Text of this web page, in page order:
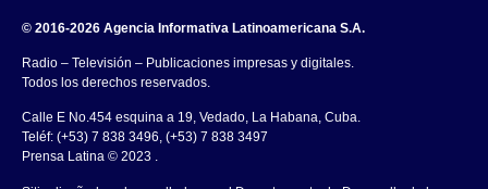
© 2016-2026 Agencia Informativa Latinoamericana S.A.
Radio – Televisión – Publicaciones impresas y digitales.
Todos los derechos reservados.
Calle E No.454 esquina a 19, Vedado, La Habana, Cuba.
Teléf: (+53) 7 838 3496, (+53) 7 838 3497
Prensa Latina © 2023 .